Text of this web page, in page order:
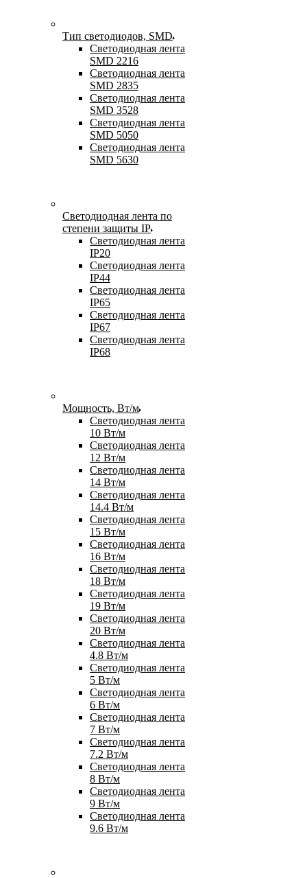
Тип светодиодов, SMD
Cветодиодная лента
SMD 2216
Светодиодная лента
SMD 2835
Светодиодная лента
SMD 3528
Светодиодная лента
SMD 5050
Светодиодная лента
SMD 5630
Светодиодная лента по
степени защиты IP
Светодиодная лента
IP20
Светодиодная лента
IP44
Светодиодная лента
IP65
Светодиодная лента
IP67
Светодиодная лента
IP68
Мощность, Вт/м
Светодиодная лента
10 Вт/м
Светодиодная лента
12 Вт/м
Светодиодная лента
14 Вт/м
Светодиодная лента
14.4 Вт/м
Светодиодная лента
15 Вт/м
Светодиодная лента
16 Вт/м
Светодиодная лента
18 Вт/м
Светодиодная лента
19 Вт/м
Светодиодная лента
20 Вт/м
Светодиодная лента
4.8 Вт/м
Светодиодная лента
5 Вт/м
Светодиодная лента
6 Вт/м
Светодиодная лента
7 Вт/м
Светодиодная лента
7.2 Вт/м
Светодиодная лента
8 Вт/м
Светодиодная лента
9 Вт/м
Светодиодная лента
9.6 Вт/м